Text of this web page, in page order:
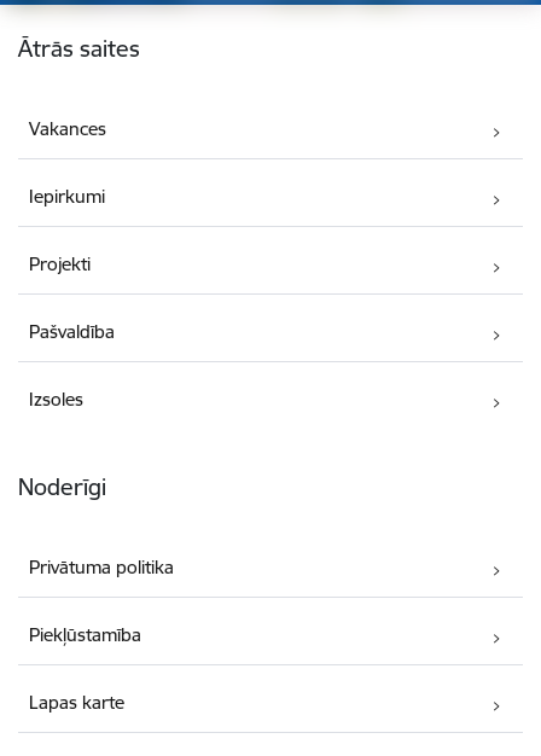
Kājene
Ātrās saites
Vakances
Iepirkumi
Projekti
Pašvaldība
Izsoles
Noderīgi
Privātuma politika
Piekļūstamība
Lapas karte